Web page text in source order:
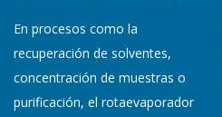
En procesos como la
recuperación de solventes,
concentración de muestras o
purificación, el rotaevaporador